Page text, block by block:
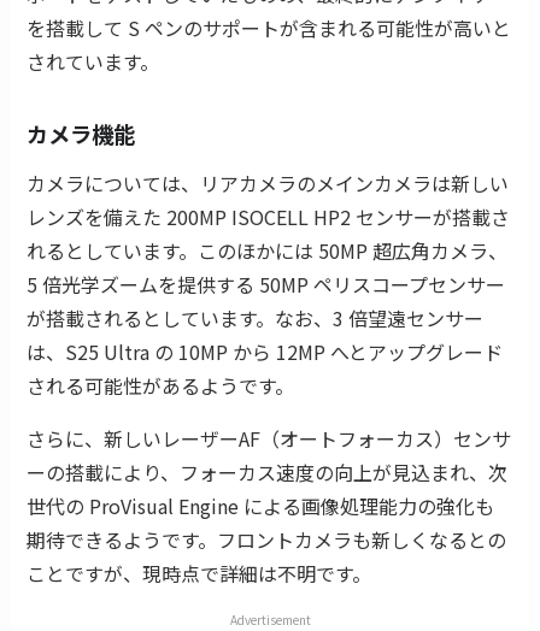
を搭載して S ペンのサポートが含まれる可能性が高いと
されています。
カメラ機能
カメラについては、リアカメラのメインカメラは新しい
レンズを備えた 200MP ISOCELL HP2 センサーが搭載さ
れるとしています。このほかには 50MP 超広角カメラ、
5 倍光学ズームを提供する 50MP ペリスコープセンサー
が搭載されるとしています。なお、3 倍望遠センサー
は、S25 Ultra の 10MP から 12MP へとアップグレード
される可能性があるようです。
さらに、新しいレーザーAF（オートフォーカス）センサ
ーの搭載により、フォーカス速度の向上が見込まれ、次
世代の ProVisual Engine による画像処理能力の強化も
期待できるようです。フロントカメラも新しくなるとの
ことですが、現時点で詳細は不明です。
Advertisement